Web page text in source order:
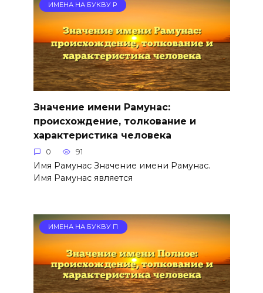
ИМЕНА НА БУКВУ Р
Значение имени Рамунас:
происхождение, толкование и
характеристика человека
0 91
Имя Рамунас Значение имени Рамунас.
Имя Рамунас является
ИМЕНА НА БУКВУ П